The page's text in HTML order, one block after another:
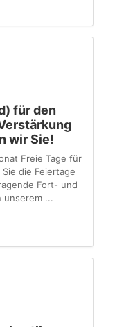
für den
wir Sie!
Freie Tage für
Sie die Feiertage
Fort- und
unserem ...